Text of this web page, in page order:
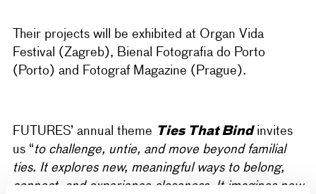
Their projects will be exhibited at Organ Vida
Festival (Zagreb), Bienal Fotografia do Porto
(Porto) and Fotograf Magazine (Prague).
FUTURES’ annual theme Ties That Bindinvites
us “to challenge, untie, and move beyond familial
ties. It explores new, meaningful ways to belong,
connect, and experience closeness. It imagines new